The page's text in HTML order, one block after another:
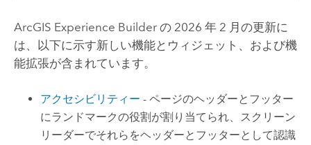
ArcGIS Experience Builderの 2026 年 2 月の更新に
は、以下に示す新しい機能とウィジェット、および機
能拡張が含まれています。
アクセシビリティー - ページのヘッダーとフッター
にランドマークの役割が割り当てられ、スクリーン
リーダーでそれらをヘッダーとフッターとして認識